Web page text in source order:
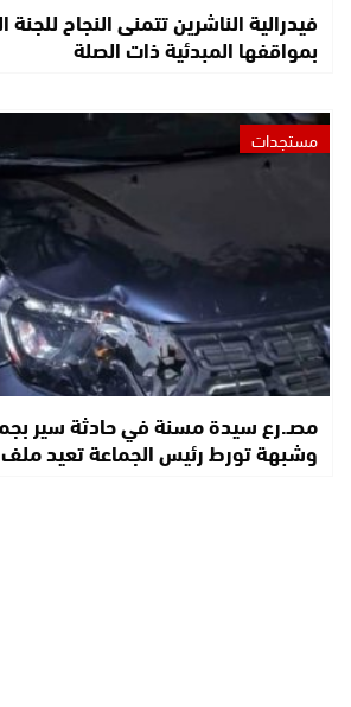
فيدرالية الناشرين تتمنى النجاح
بمواقفها المبدئية ذات الصلة
مستجدات
مصـ.رع سيدة مسنة في حادثة سير
وشبهة تورط رئيس الجماعة تعيد